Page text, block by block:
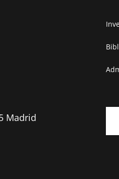
Madrid